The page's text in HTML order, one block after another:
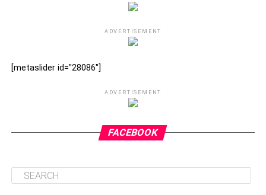
ADVERTISEMENT
[metaslider id="28086"]
ADVERTISEMENT
FACEBOOK